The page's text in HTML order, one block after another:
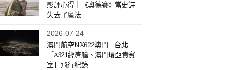
影評心得｜《奧德賽》當史詩
失去了魔法
2026-07-24
澳門航空NX622澳門－台北
［A321經濟艙、澳門環亞貴賓
室］飛行紀錄